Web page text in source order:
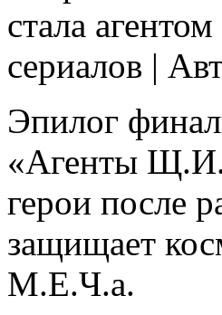
стала
сериалов |
Эпилог
«Агенты
герои после
защищает
М.Е.Ч.а.